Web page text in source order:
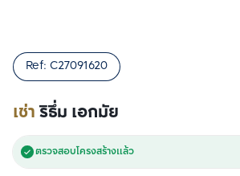
เช่าริธึ่ม เอกมัย
Ref: C27091620
ตรวจสอบโครงสร้างแล้ว
เปรียบเทียบ